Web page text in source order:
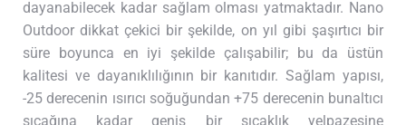
dayanabilecek kadar sağlam olması yatmaktadır. Nano
Outdoor dikkat çekici bir şekilde, on yıl gibi şaşırtıcı bir
süre boyunca en iyi şekilde çalışabilir; bu da üstün
kalitesi ve dayanıklılığının bir kanıtıdır. Sağlam yapısı,
-25 derecenin ısırıcı soğuğundan +75 derecenin bunaltıcı
sıcağına kadar geniş bir sıcaklık yelpazesine